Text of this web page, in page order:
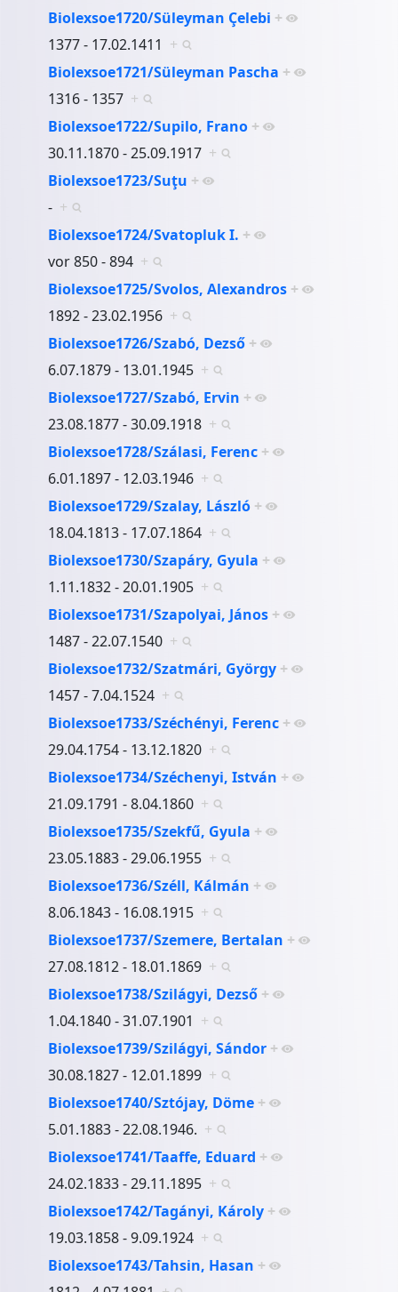
Biolexsoe1720/Süleyman Çelebi +
1377 - 17.02.1411 +
Biolexsoe1721/Süleyman Pascha +
1316 - 1357 +
Biolexsoe1722/Supilo, Frano +
30.11.1870 - 25.09.1917 +
Biolexsoe1723/Suţu +
- +
Biolexsoe1724/Svatopluk I. +
vor 850 - 894 +
Biolexsoe1725/Svolos, Alexandros +
1892 - 23.02.1956 +
Biolexsoe1726/Szabó, Dezső +
6.07.1879 - 13.01.1945 +
Biolexsoe1727/Szabó, Ervin +
23.08.1877 - 30.09.1918 +
Biolexsoe1728/Szálasi, Ferenc +
6.01.1897 - 12.03.1946 +
Biolexsoe1729/Szalay, László +
18.04.1813 - 17.07.1864 +
Biolexsoe1730/Szapáry, Gyula +
1.11.1832 - 20.01.1905 +
Biolexsoe1731/Szapolyai, János +
1487 - 22.07.1540 +
Biolexsoe1732/Szatmári, György +
1457 - 7.04.1524 +
Biolexsoe1733/Széchényi, Ferenc +
29.04.1754 - 13.12.1820 +
Biolexsoe1734/Széchenyi, István +
21.09.1791 - 8.04.1860 +
Biolexsoe1735/Szekfű, Gyula +
23.05.1883 - 29.06.1955 +
Biolexsoe1736/Széll, Kálmán +
8.06.1843 - 16.08.1915 +
Biolexsoe1737/Szemere, Bertalan +
27.08.1812 - 18.01.1869 +
Biolexsoe1738/Szilágyi, Dezső +
1.04.1840 - 31.07.1901 +
Biolexsoe1739/Szilágyi, Sándor +
30.08.1827 - 12.01.1899 +
Biolexsoe1740/Sztójay, Döme +
5.01.1883 - 22.08.1946. +
Biolexsoe1741/Taaffe, Eduard +
24.02.1833 - 29.11.1895 +
Biolexsoe1742/Tagányi, Károly +
19.03.1858 - 9.09.1924 +
Biolexsoe1743/Tahsin, Hasan +